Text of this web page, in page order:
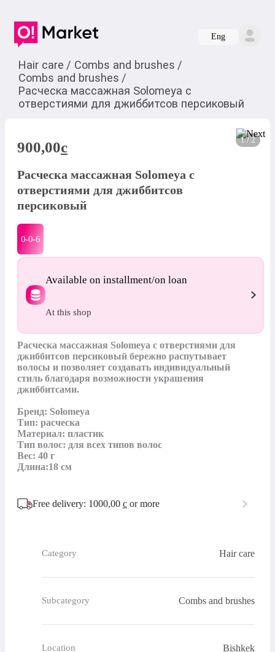
Eng
Hair care / Combs and brushes /
Combs and brushes /
Расческа массажная Solomeya с
отверстиями для джиббитсов персиковый
1 / 2
900,00c
Расческа массажная Solomeya с
отверстиями для джиббитсов
персиковый
0-0-6
Available on installment/on loan
At this shop
Расческа массажная Solomeya с отверстиями для
джиббитсов персиковый бережно распутывает
волосы и позволяет создавать индивидуальный
стиль благодаря возможности украшения
джиббитсами.
Бренд: Solomeya
Тип: расческа
Материал: пластик
Тип волос: для всех типов волос
Вес: 40 г
Длина:18 см
Free delivery: 1000,00 с or more
Category Hair care
Subcategory Combs and brushes
Location Bishkek